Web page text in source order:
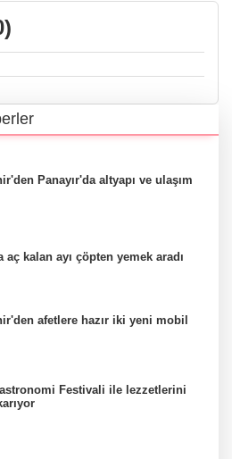
)
Panayır'da altyapı ve ulaşım
aç kalan ayı çöpten yemek aradı
afetlere hazır iki yeni mobil
Festivali ile lezzetlerini